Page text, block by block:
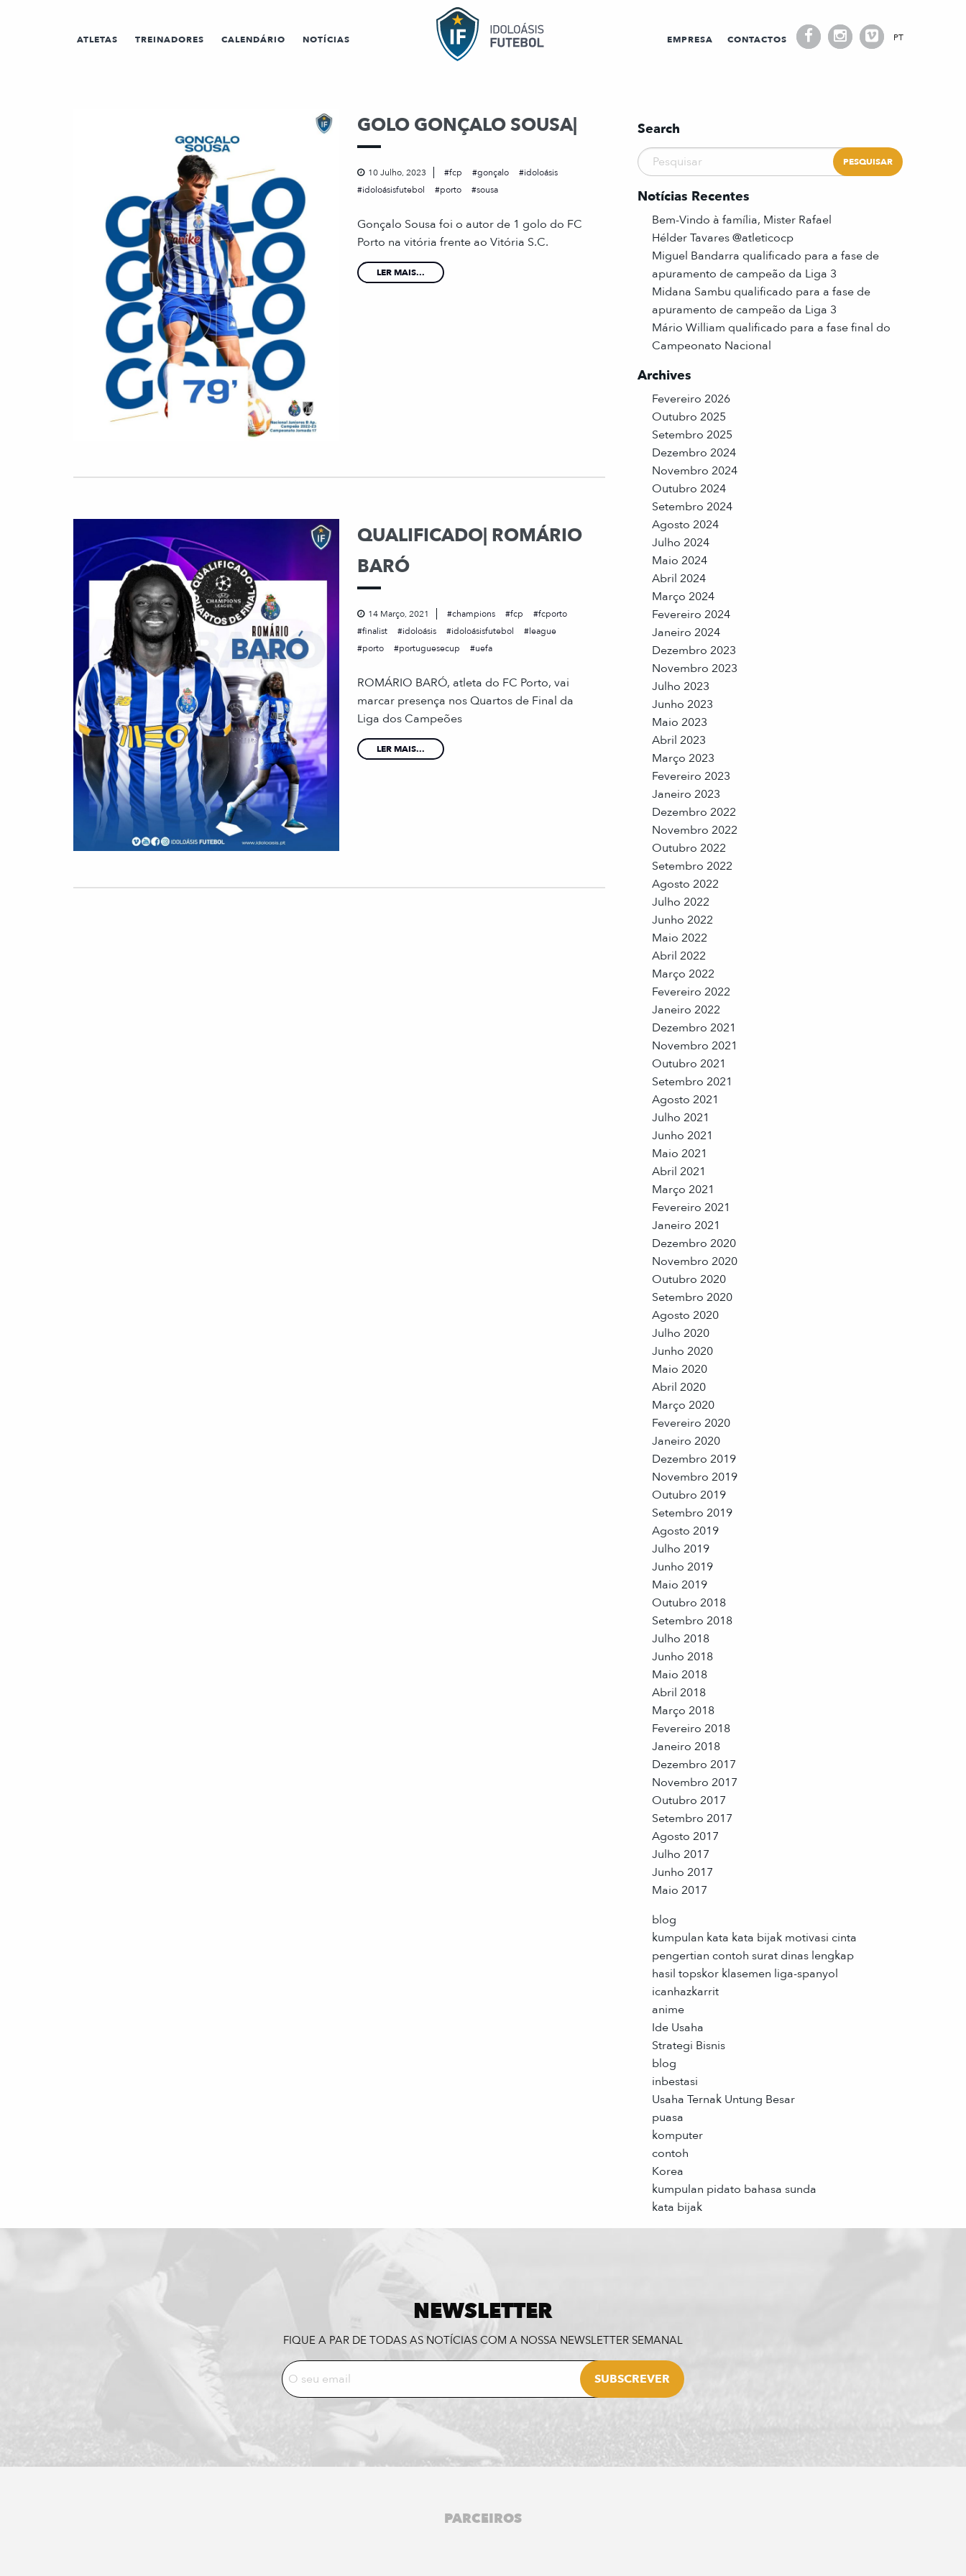
ATLETAS TREINADORES CALENDÁRIO NOTÍCIAS EMPRESA CONTACTOS PT
GOLO GONÇALO SOUSA|
10 Julho, 2023 fcp gonçalo
idoloásis
idoloásisfutebol
porto sousa
Gonçalo Sousa foi o autor de 1 golo do FC
Porto na vitória frente ao Vitória S.C.
LER MAIS...
QUALIFICADO| ROMÁRIO
BARÓ
14 Março, 2021 champions fcp
fcporto
finalist
idoloásis idoloásisfutebol
league
porto
portuguesecup uefa
ROMÁRIO BARÓ, atleta do FC Porto, vai
marcar presença nos Quartos de Final da
Liga dos Campeões
LER MAIS...
Search
Notícias Recentes
Bem-Vindo à família, Mister Rafael
Hélder Tavares @atleticocp
Miguel Bandarra qualificado para a fase de
apuramento de campeão da Liga 3
Midana Sambu qualificado para a fase de
apuramento de campeão da Liga 3
Mário William qualificado para a fase final do
Campeonato Nacional
Archives
Fevereiro 2026
Outubro 2025
Setembro 2025
Dezembro 2024
Novembro 2024
Outubro 2024
Setembro 2024
Agosto 2024
Julho 2024
Maio 2024
Abril 2024
Março 2024
Fevereiro 2024
Janeiro 2024
Dezembro 2023
Novembro 2023
Julho 2023
Junho 2023
Maio 2023
Abril 2023
Março 2023
Fevereiro 2023
Janeiro 2023
Dezembro 2022
Novembro 2022
Outubro 2022
Setembro 2022
Agosto 2022
Julho 2022
Junho 2022
Maio 2022
Abril 2022
Março 2022
Fevereiro 2022
Janeiro 2022
Dezembro 2021
Novembro 2021
Outubro 2021
Setembro 2021
Agosto 2021
Julho 2021
Junho 2021
Maio 2021
Abril 2021
Março 2021
Fevereiro 2021
Janeiro 2021
Dezembro 2020
Novembro 2020
Outubro 2020
Setembro 2020
Agosto 2020
Julho 2020
Junho 2020
Maio 2020
Abril 2020
Março 2020
Fevereiro 2020
Janeiro 2020
Dezembro 2019
Novembro 2019
Outubro 2019
Setembro 2019
Agosto 2019
Julho 2019
Junho 2019
Maio 2019
Outubro 2018
Setembro 2018
Julho 2018
Junho 2018
Maio 2018
Abril 2018
Março 2018
Fevereiro 2018
Janeiro 2018
Dezembro 2017
Novembro 2017
Outubro 2017
Setembro 2017
Agosto 2017
Julho 2017
Junho 2017
Maio 2017
blog
kumpulan kata kata bijak motivasi cinta
pengertian contoh surat dinas lengkap
hasil topskor klasemen liga-spanyol
icanhazkarrit
anime
Ide Usaha
Strategi Bisnis
blog
inbestasi
Usaha Ternak Untung Besar
puasa
komputer
contoh
Korea
kumpulan pidato bahasa sunda
kata bijak
NEWSLETTER
FIQUE A PAR DE TODAS AS NOTÍCIAS COM A NOSSA NEWSLETTER SEMANAL
PARCEIROS